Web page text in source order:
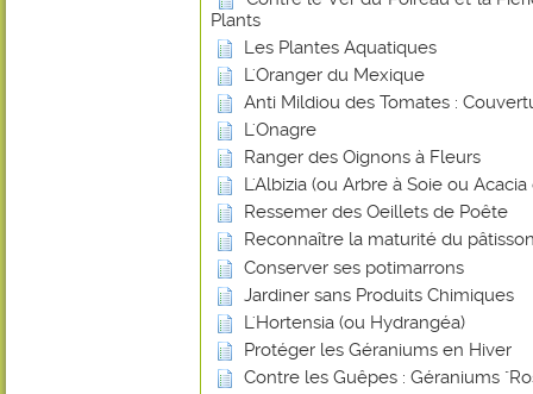
Plants
Les Plantes Aquatiques
L'Oranger du Mexique
Anti Mildiou des Tomates :
L'Onagre
Ranger des Oignons à Fleurs
L'Albizia (ou Arbre à Soie ou
Ressemer des Oeillets de Poête
Reconnaître la maturité du
Conserver ses potimarrons
Jardiner sans Produits Chimiques
L'Hortensia (ou Hydrangéa)
Protéger les Géraniums en Hiver
Contre les Guêpes : Géraniums